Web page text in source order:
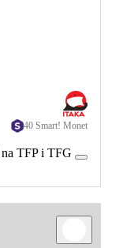
40 Smart! Monet
na TFP i TFG